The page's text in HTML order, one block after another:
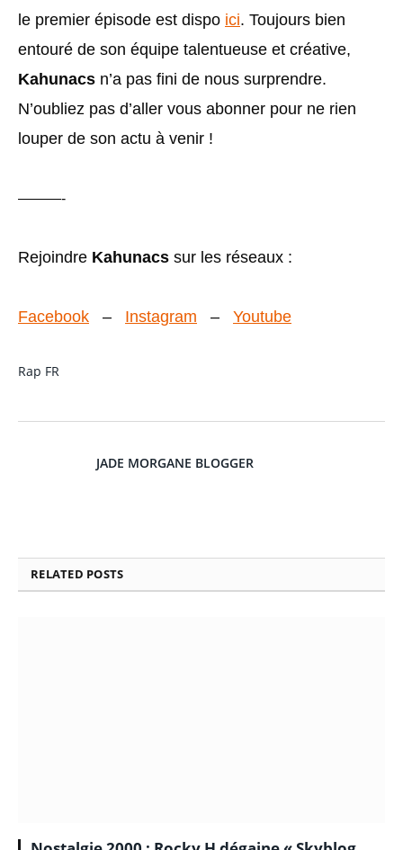
le premier épisode est dispo ici. Toujours bien
entouré de son équipe talentueuse et créative,
Kahunacs n’a pas fini de nous surprendre.
N’oubliez pas d’aller vous abonner pour ne rien
louper de son actu à venir !
———-
Rejoindre Kahunacs sur les réseaux :
Facebook – Instagram – Youtube
Rap FR
JADE MORGANE BLOGGER
RELATED POSTS